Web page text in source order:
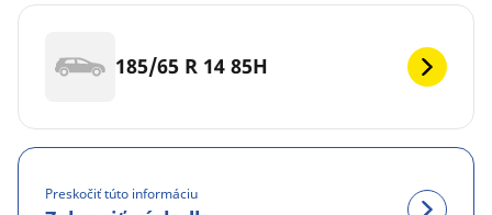
185/65 R 14 85H
Preskočiť túto informáciu